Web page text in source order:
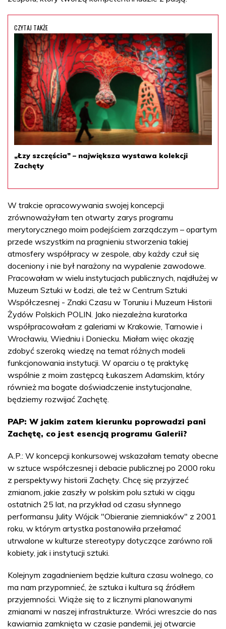
CZYTAJ TAKŻE
„Łzy szczęścia” – największa wystawa kolekcji
Zachęty
W trakcie opracowywania swojej koncepcji
zrównoważyłam ten otwarty zarys programu
merytorycznego moim podejściem zarządczym – opartym
przede wszystkim na pragnieniu stworzenia takiej
atmosfery współpracy w zespole, aby każdy czuł się
doceniony i nie był narażony na wypalenie zawodowe.
Pracowałam w wielu instytucjach publicznych, najdłużej w
Muzeum Sztuki w Łodzi, ale też w Centrum Sztuki
Współczesnej - Znaki Czasu w Toruniu i Muzeum Historii
Żydów Polskich POLIN. Jako niezależna kuratorka
współpracowałam z galeriami w Krakowie, Tarnowie i
Wrocławiu, Wiedniu i Doniecku. Miałam więc okazję
zdobyć szeroką wiedzę na temat różnych modeli
funkcjonowania instytucji. W oparciu o tę praktykę
wspólnie z moim zastępcą Łukaszem Adamskim, który
również ma bogate doświadczenie instytucjonalne,
będziemy rozwijać Zachętę.
PAP: W jakim zatem kierunku poprowadzi pani
Zachętę, co jest esencją programu Galerii?
A.P.: W koncepcji konkursowej wskazałam tematy obecne
w sztuce współczesnej i debacie publicznej po 2000 roku
z perspektywy historii Zachęty. Chcę się przyjrzeć
zmianom, jakie zaszły w polskim polu sztuki w ciągu
ostatnich 25 lat, na przykład od czasu słynnego
performansu Julity Wójcik "Obieranie ziemniaków" z 2001
roku, w którym artystka postanowiła przełamać
utrwalone w kulturze stereotypy dotyczące zarówno roli
kobiety, jak i instytucji sztuki.
Kolejnym zagadnieniem będzie kultura czasu wolnego, co
ma nam przypomnieć, że sztuka i kultura są źródłem
przyjemności. Wiąże się to z licznymi planowanymi
zmianami w naszej infrastrukturze. Wróci wreszcie do nas
kawiarnia zamknięta w czasie pandemii, jej otwarcie